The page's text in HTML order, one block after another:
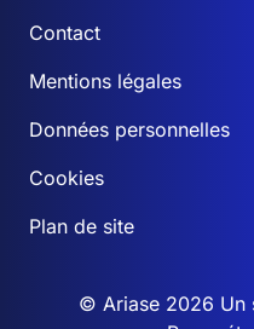
Contact
Mentions légales
Données personnelles
Cookies
Plan de site
© Ariase 2026 Un